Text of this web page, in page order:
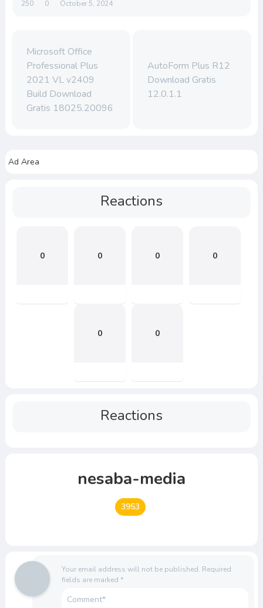
250 0 October 5, 2024
Microsoft Office
Professional Plus
2021 VL v2409
Build Download
Gratis 18025.20096
AutoForm Plus R12
Download Gratis
12.0.1.1
Ad Area
Reactions
0 0 0 0
0 0
Reactions
nesaba-media
3953
Your email address will not be published. Required
fields are marked *